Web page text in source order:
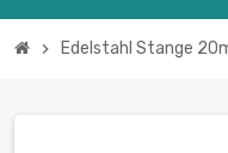
chevron_right Edelstahl Stange